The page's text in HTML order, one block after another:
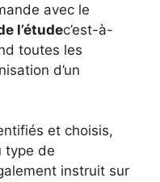
avec le
l’étudec’est-à-
toutes les
d’un
et choisis,
type de
instruit sur